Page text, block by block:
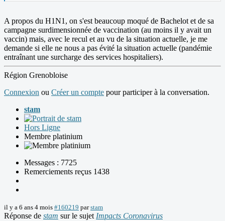
A propos du H1N1, on s'est beaucoup moqué de Bachelot et de sa
campagne surdimensionnée de vaccination (au moins il y avait un
vaccin) mais, avec le recul et au vu de la situation actuelle, je me
demande si elle ne nous a pas évité la situation actuelle (pandémie
entraînant une surcharge des services hospitaliers).
Région Grenobloise
Connexion ou Créer un compte pour participer à la conversation.
stam
Hors Ligne
Membre platinium
Messages : 7725
Remerciements reçus 1438
il y a 6 ans 4 mois #160219 parstam
Réponse de stam sur le sujet Impacts Coronavirus